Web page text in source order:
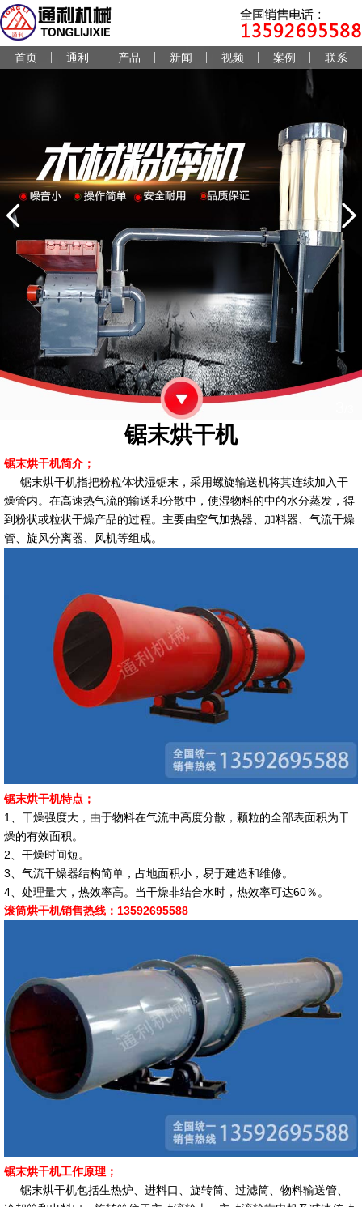
首页 通利 产品 新闻 视频 案例 联系
锯末烘干机
锯末烘干机简介；
锯末烘干机指把粉粒体状湿锯末，采用螺旋输送机将其连续加入干
燥管内。在高速热气流的输送和分散中，使湿物料的中的水分蒸发，得
到粉状或粒状干燥产品的过程。主要由空气加热器、加料器、气流干燥
管、旋风分离器、风机等组成。
锯末烘干机特点；
1、干燥强度大，由于物料在气流中高度分散，颗粒的全部表面积为干
燥的有效面积。
2、干燥时间短。
3、气流干燥器结构简单，占地面积小，易于建造和维修。
4、处理量大，热效率高。当干燥非结合水时，热效率可达60％。
滚筒烘干机销售热线：13592695588
锯末烘干机工作原理；
锯末烘干机包括生热炉、进料口、旋转筒、过滤筒、物料输送管、